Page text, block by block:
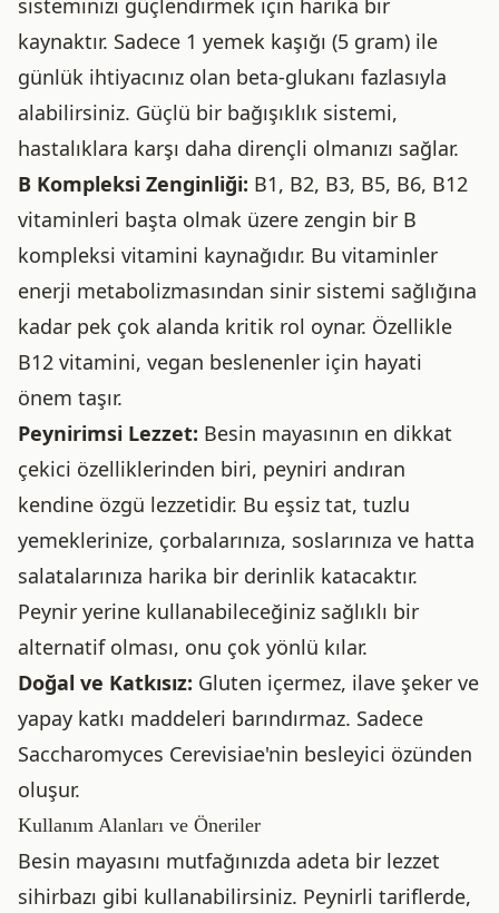
sisteminizi güçlendirmek için harika bir
kaynaktır. Sadece 1 yemek kaşığı (5 gram) ile
günlük ihtiyacınız olan beta-glukanı fazlasıyla
alabilirsiniz. Güçlü bir bağışıklık sistemi,
hastalıklara karşı daha dirençli olmanızı sağlar.
B Kompleksi Zenginliği: B1, B2, B3, B5, B6, B12
vitaminleri başta olmak üzere zengin bir B
kompleksi vitamini kaynağıdır. Bu vitaminler
enerji metabolizmasından sinir sistemi sağlığına
kadar pek çok alanda kritik rol oynar. Özellikle
B12 vitamini, vegan beslenenler için hayati
önem taşır.
Peynirimsi Lezzet: Besin mayasının en dikkat
çekici özelliklerinden biri, peyniri andıran
kendine özgü lezzetidir. Bu eşsiz tat, tuzlu
yemeklerinize, çorbalarınıza, soslarınıza ve hatta
salatalarınıza harika bir derinlik katacaktır.
Peynir yerine kullanabileceğiniz sağlıklı bir
alternatif olması, onu çok yönlü kılar.
Doğal ve Katkısız: Gluten içermez, ilave şeker ve
yapay katkı maddeleri barındırmaz. Sadece
Saccharomyces Cerevisiae'nin besleyici özünden
oluşur.
Kullanım Alanları ve Öneriler
Besin mayasını mutfağınızda adeta bir lezzet
sihirbazı gibi kullanabilirsiniz. Peynirli tariflerde,